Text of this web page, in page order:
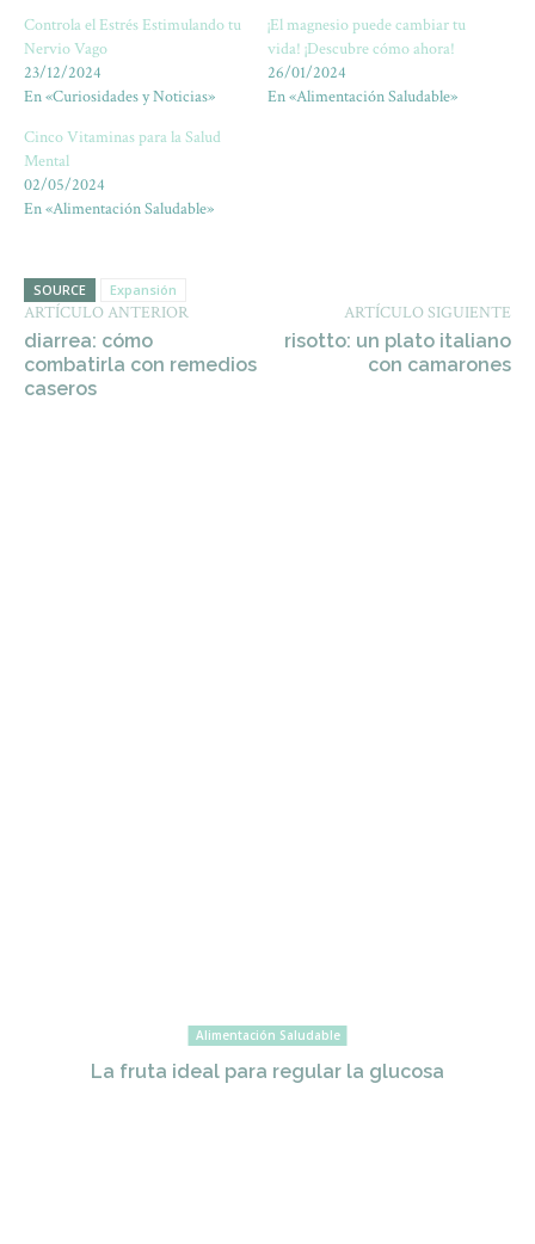
Controla el Estrés Estimulando tu
Nervio Vago
23/12/2024
En «Curiosidades y Noticias»
¡El magnesio puede cambiar tu
vida! ¡Descubre cómo ahora!
26/01/2024
En «Alimentación Saludable»
Cinco Vitaminas para la Salud
Mental
02/05/2024
En «Alimentación Saludable»
SOURCE Expansión
ARTÍCULO ANTERIOR
diarrea: cómo
combatirla con remedios
caseros
ARTÍCULO SIGUIENTE
risotto: un plato italiano
con camarones
Alimentación Saludable
La fruta ideal para regular la glucosa